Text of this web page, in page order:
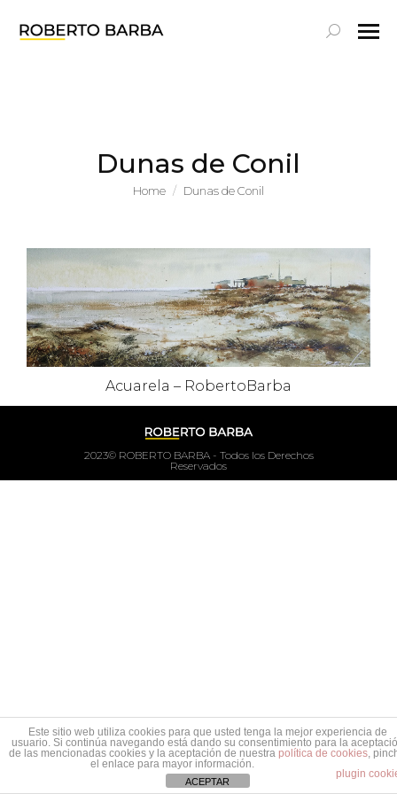
Search:
Dunas de Conil
You are here:
Home Dunas de Conil
Acuarela – RobertoBarba
2023© ROBERTO BARBA - Todos los Derechos
Reservados
Este sitio web utiliza cookies para que usted tenga la mejor experiencia de
usuario. Si continúa navegando está dando su consentimiento para la
de las mencionadas cookies y la aceptación de nuestra política de cookies,
el enlace para mayor información.
plugin
ACEPTAR